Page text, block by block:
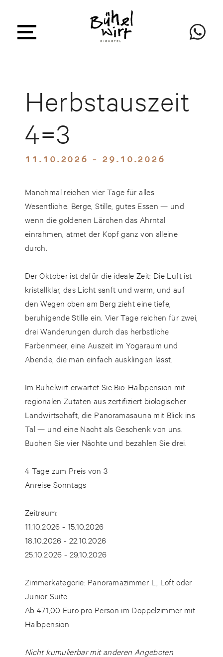
Herbstauszeit
4=3
11.10.2026 - 29.10.2026
Manchmal reichen vier Tage für alles
Wesentliche. Berge, Stille, gutes Essen — und
wenn die goldenen Lärchen das Ahrntal
einrahmen, atmet der Kopf ganz von alleine
durch.
Der Oktober ist dafür die ideale Zeit: Die Luft ist
kristallklar, das Licht sanft und warm, und auf
den Wegen oben am Berg zieht eine tiefe,
beruhigende Stille ein. Vier Tage reichen für zwei,
drei Wanderungen durch das herbstliche
Farbenmeer, eine Auszeit im Yogaraum und
Abende, die man einfach ausklingen lässt.
Im Bühelwirt erwartet Sie Bio-Halbpension mit
regionalen Zutaten aus zertifiziert biologischer
Landwirtschaft, die Panoramasauna mit Blick ins
Tal — und eine Nacht als Geschenk von uns.
Buchen Sie vier Nächte und bezahlen Sie drei.
4 Tage zum Preis von 3
Anreise Sonntags
Zeitraum:
11.10.2026 - 15.10.2026
18.10.2026 - 22.10.2026
25.10.2026 - 29.10.2026
Zimmerkategorie: Panoramazimmer L, Loft oder
Junior Suite.
Ab 471,00 Euro pro Person im Doppelzimmer mit
Halbpension
Nicht kumulierbar mit anderen Angeboten